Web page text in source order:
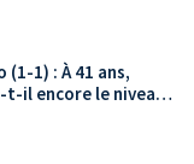
1) : À 41 ans,
t-il encore le niveau